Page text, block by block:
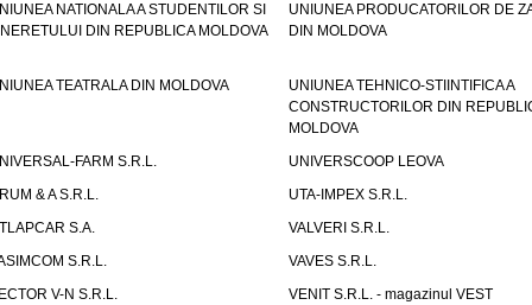
NATIONALA A STUDENTILOR SI
DIN REPUBLICA MOLDOVA
UNIUNEA PRODUCATORILOR DE
DIN MOLDOVA
TEATRALA DIN MOLDOVA
UNIUNEA TEHNICO-STIINTIFICA A
CONSTRUCTORILOR DIN
MOLDOVA
FARM S.R.L.
UNIVERSCOOP LEOVA
& A S.R.L.
UTA-IMPEX S.R.L.
S.A.
VALVERI S.R.L.
S.R.L.
VAVES S.R.L.
V-N S.R.L.
VENIT S.R.L. - magazinul VEST